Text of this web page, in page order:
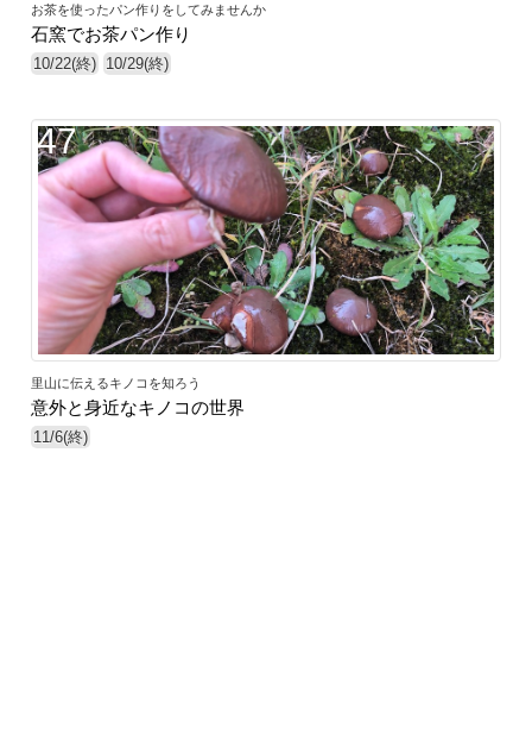
お茶を使ったパン作りをしてみませんか
石窯でお茶パン作り
10/22(終) 10/29(終)
47
里山に伝えるキノコを知ろう
意外と身近なキノコの世界
11/6(終)